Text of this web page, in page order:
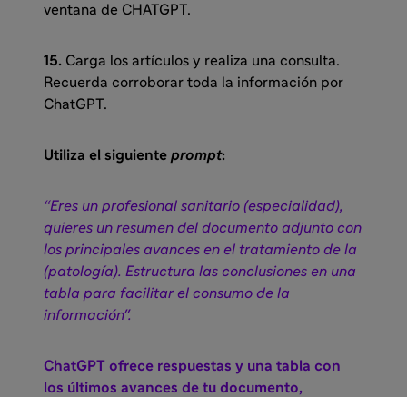
ventana de CHATGPT.
15. Carga los artículos y realiza una consulta.
Recuerda corroborar toda la información por
ChatGPT.
Utiliza el siguiente prompt:
“Eres un profesional sanitario (especialidad),
quieres un resumen del documento adjunto con
los principales avances en el tratamiento de la
(patología). Estructura las conclusiones en una
tabla para facilitar el consumo de la
información".
ChatGPT ofrece respuestas y una tabla con
los últimos avances de tu documento,